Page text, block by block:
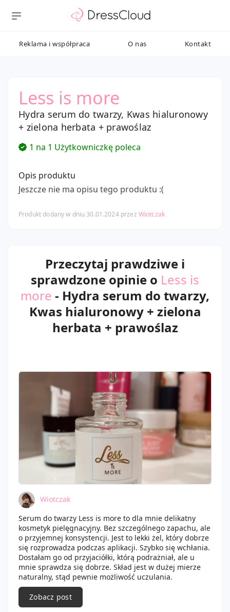
Reklama i współpraca O nas Kontakt
Less is more
Hydra serum do twarzy, Kwas hialuronowy
+ zielona herbata + prawoślaz
1 na 1 Użytkowniczkę poleca
Opis produktu
Jeszcze nie ma opisu tego produktu :(
Produkt dodany w dniu 30.01.2024 przez Wiotczak
Przeczytaj prawdziwe i
sprawdzone opinie o Less is
more - Hydra serum do twarzy,
Kwas hialuronowy + zielona
herbata + prawoślaz
Wiotczak
Serum do twarzy Less is more to dla mnie delikatny
kosmetyk pielęgnacyjny. Bez szczególnego zapachu, ale
o przyjemnej konsystencji. Jest to lekki żel, który dobrze
się rozprowadza podczas aplikacji. Szybko się wchłania.
Dostałam go od przyjaciółki, którą podrażniał, ale u
mnie sprawdza się dobrze. Skład jest w dużej mierze
naturalny, stąd pewnie możliwość uczulania.
Zobacz post